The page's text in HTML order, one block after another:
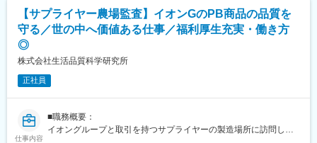
月10時間程度働きやすい環境です。本ポジションは日曜日が休み
となることが多く、落ち着いて働く事ができます。
・同社はイオン株式会社が100％出資するグループ会社です。グ
支えています。
・イオングループ全体の品質向上を担う会社である事から取り扱
【サプライヤー農場監査】イオンGのPB商品の品質を
守る／世の中へ価値ある仕事／福利厚生充実・働き方
◎
株式会社生活品質科学研究所
正社員
仕事内容
■職務概要：
イオングループと取引を持つサプライヤーの製造場所に訪問し、